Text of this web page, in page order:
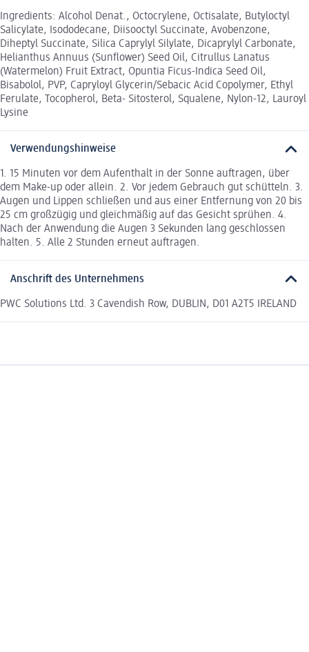
Ingredients: Alcohol Denat., Octocrylene, Octisalate, Butyloctyl
Salicylate, Isododecane, Diisooctyl Succinate, Avobenzone,
Diheptyl Succinate, Silica Caprylyl Silylate, Dicaprylyl Carbonate,
Helianthus Annuus (Sunflower) Seed Oil, Citrullus Lanatus
(Watermelon) Fruit Extract, Opuntia Ficus-Indica Seed Oil,
Bisabolol, PVP, Capryloyl Glycerin/Sebacic Acid Copolymer, Ethyl
Ferulate, Tocopherol, Beta- Sitosterol, Squalene, Nylon-12, Lauroyl
Lysine
Verwendungshinweise
1. 15 Minuten vor dem Aufenthalt in der Sonne auftragen, über
dem Make-up oder allein. 2. Vor jedem Gebrauch gut schütteln. 3.
Augen und Lippen schließen und aus einer Entfernung von 20 bis
25 cm großzügig und gleichmäßig auf das Gesicht sprühen. 4.
Nach der Anwendung die Augen 3 Sekunden lang geschlossen
halten. 5. Alle 2 Stunden erneut auftragen.
Anschrift des Unternehmens
PWC Solutions Ltd. 3 Cavendish Row, DUBLIN, D01 A2T5 IRELAND